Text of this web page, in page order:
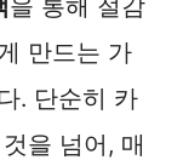
만드는 가
. 단순히 카
을 넘어, 매